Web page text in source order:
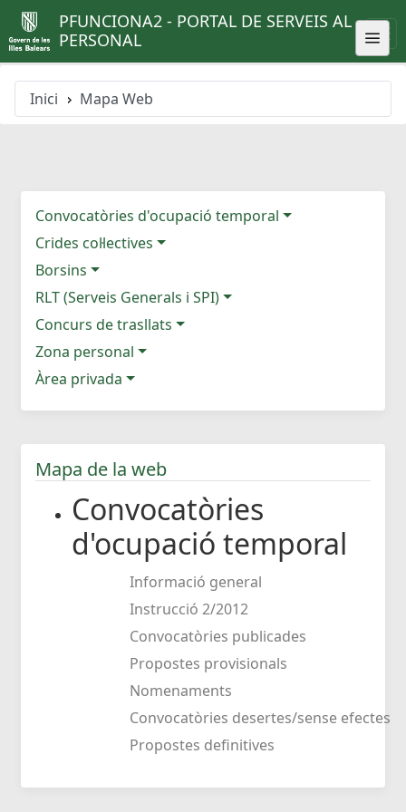
PFUNCIONA2 - PORTAL DE SERVEIS AL
PERSONAL
Inici Mapa Web
Convocatòries d'ocupació temporal
Crides col·lectives
Borsins
RLT (Serveis Generals i SPI)
Concurs de trasllats
Zona personal
Àrea privada
Mapa de la web
Convocatòries
d'ocupació temporal
Informació general
Instrucció 2/2012
Convocatòries publicades
Propostes provisionals
Nomenaments
Convocatòries desertes/sense efectes
Propostes definitives